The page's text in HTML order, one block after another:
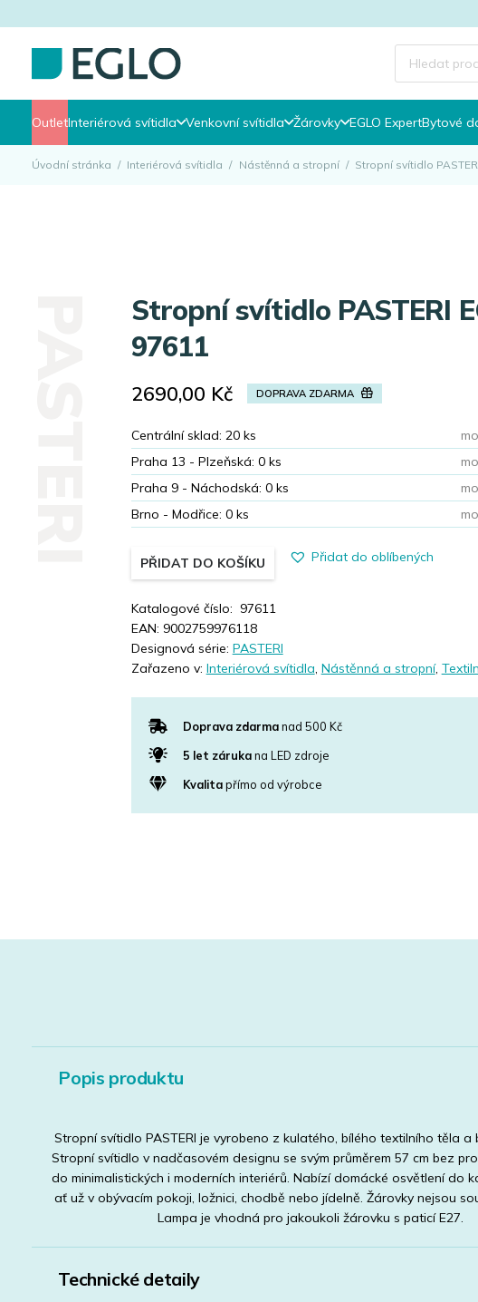
search
OutletInteriérová svítidla Venkovní svítidla Žárovky EGLO ExpertBytové
Úvodní stránka / Interiérová svítidla / Nástěnná a stropní / Stropní svítidlo
Stropní svítidlo PASTERI EGLO
97611
2690,00 Kč DOPRAVA ZDARMA
Centrální sklad: 20ks
Praha 13 - Plzeňská: 0ks
Praha 9 - Náchodská: 0ks
Brno - Modřice: 0ks
PŘIDAT DO KOŠÍKU Přidat do oblíbených
Katalogové číslo: 97611
EAN: 9002759976118
Designová série: PASTERI
Zařazeno v: Interiérová svítidla, Nástěnná a stropní,
Doprava zdarmanad 500 Kč
5 let zárukana LED zdroje
Kvalitapřímo od výrobce
Popis produktu
Stropní svítidlo PASTERI je vyrobeno z kulatého, bílého textilního těla a
Stropní svítidlo v nadčasovém designu se svým průměrem 57 cm bez
do minimalistických i moderních interiérů. Nabízí domácké osvětlení do
ať už v obývacím pokoji, ložnici, chodbě nebo jídelně. Žárovky nejsou
Lampa je vhodná pro jakoukoli žárovku s paticí E27.
Technické detaily